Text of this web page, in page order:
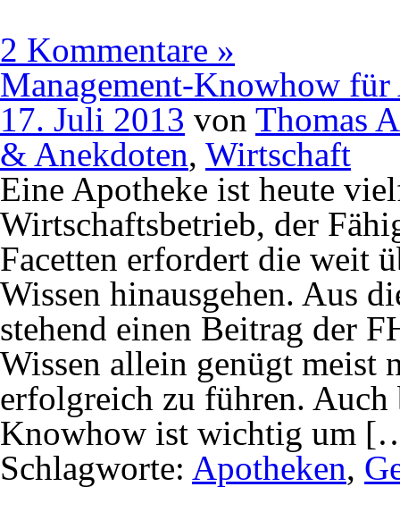
2 Kommentare »
Management-Knowhow für
17. Juli 2013 von Thomas
& Anekdoten, Wirtschaft
Eine Apotheke ist heute
Wirtschaftsbetrieb, der
Facetten erfordert die weit
Wissen hinausgehen. Aus
stehend einen Beitrag der
Wissen allein genügt meist
erfolgreich zu führen.
Knowhow ist wichtig um
Schlagworte: Apotheken,